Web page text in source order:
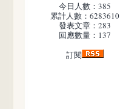
今日人數：385
累計人數：6283610
發表文章：283
回應數量：137
訂閱